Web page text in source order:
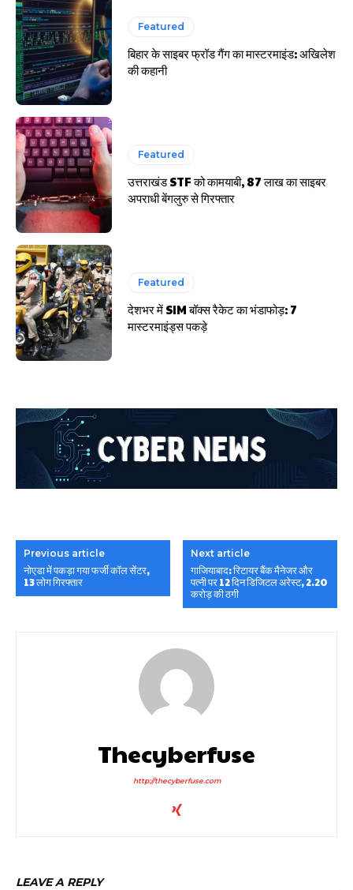
Featured
बिहार के साइबर फ्रॉड गैंग का मास्टरमाइंड: अखिलेश
की कहानी
Featured
उत्तराखंड STF को कामयाबी, 87 लाख का साइबर
अपराधी बेंगलुरु से गिरफ्तार
Featured
देशभर में SIM बॉक्स रैकेट का भंडाफोड़: 7
मास्टरमाइंड्स पकड़े
Previous article
नोएडा में पकड़ा गया फर्जी कॉल सेंटर,
13 लोग गिरफ्तार
Next article
गाजियाबाद: रिटायर बैंक मैनेजर और
पत्नी पर 12 दिन डिजिटल अरेस्ट, 2.20
करोड़ की ठगी
Thecyberfuse
http://thecyberfuse.com
LEAVE A REPLY